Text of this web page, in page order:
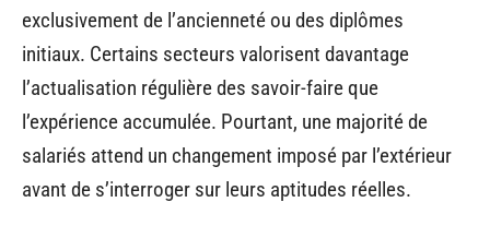
exclusivement de l’ancienneté ou des diplômes
initiaux. Certains secteurs valorisent davantage
l’actualisation régulière des savoir-faire que
l’expérience accumulée. Pourtant, une majorité de
salariés attend un changement imposé par l’extérieur
avant de s’interroger sur leurs aptitudes réelles.